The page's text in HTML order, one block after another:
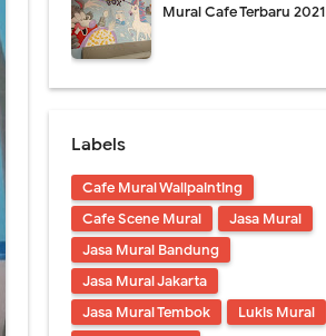
Mural Cafe Terbaru 2021
Labels
Cafe Mural Wallpainting
Cafe Scene Mural
Jasa Mural
Jasa Mural Bandung
Jasa Mural Jakarta
Jasa Mural Tembok
Lukis Mural